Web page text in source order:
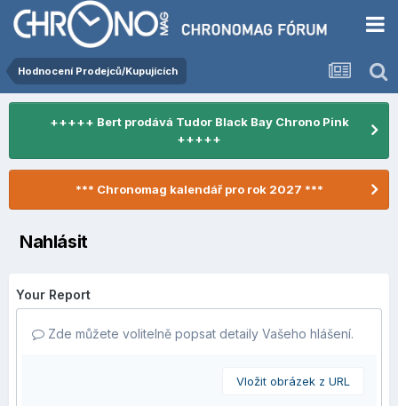
Hodnocení Prodejců/Kupujících
+++++ Bert prodává Tudor Black Bay Chrono Pink
+++++
*** Chronomag kalendář pro rok 2027 ***
Nahlásit
Your Report
Zde můžete volitelně popsat detaily Vašeho hlášení.
Vložit obrázek z URL